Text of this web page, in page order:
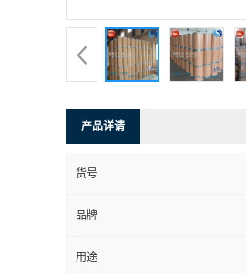
产品详请
货号
品牌
用途